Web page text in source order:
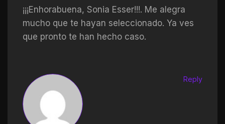
¡¡¡Enhorabuena, Sonia Esser!!!. Me alegra
mucho que te hayan seleccionado. Ya ves
que pronto te han hecho caso.
Reply